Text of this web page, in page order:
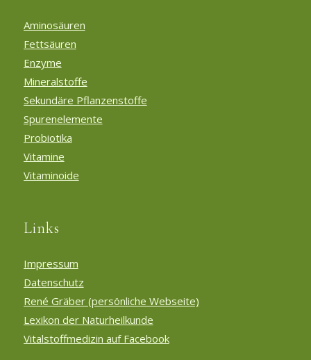
Aminosäuren
Fettsäuren
Enzyme
Mineralstoffe
Sekundäre Pflanzenstoffe
Spurenelemente
Probiotika
Vitamine
Vitaminoide
Links
Impressum
Datenschutz
René Gräber (persönliche Webseite)
Lexikon der Naturheilkunde
Vitalstoffmedizin auf Facebook